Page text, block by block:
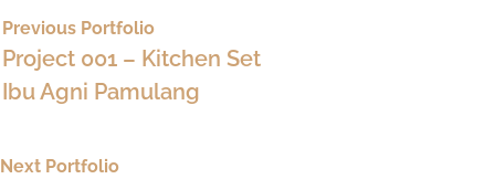
Previous Portfolio
Project 001 – Kitchen Set
Ibu Agni Pamulang
Next Portfolio